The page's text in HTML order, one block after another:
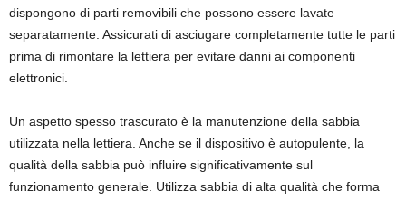
dispongono di parti removibili che possono essere lavate
separatamente. Assicurati di asciugare completamente tutte le parti
prima di rimontare la lettiera per evitare danni ai componenti
elettronici.
Un aspetto spesso trascurato è la manutenzione della sabbia
utilizzata nella lettiera. Anche se il dispositivo è autopulente, la
qualità della sabbia può influire significativamente sul
funzionamento generale. Utilizza sabbia di alta qualità che forma